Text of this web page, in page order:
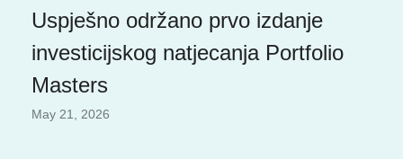
Uspješno održano prvo izdanje
investicijskog natjecanja Portfolio
Masters
May 21, 2026